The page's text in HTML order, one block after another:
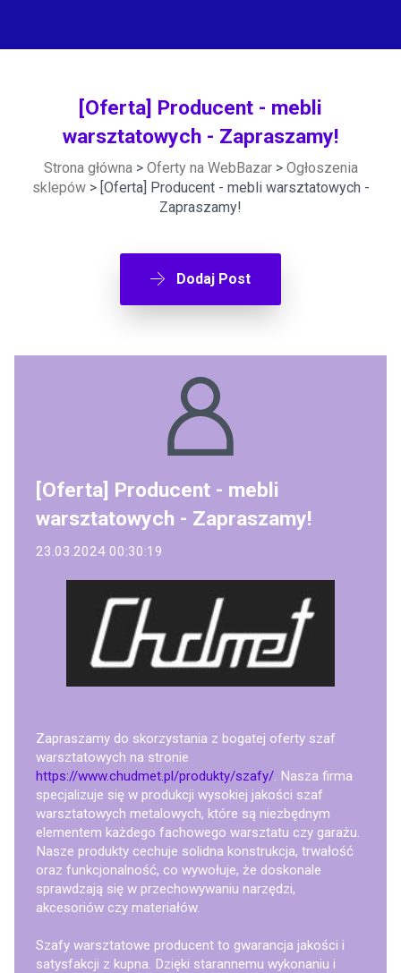
[Oferta] Producent - mebli
warsztatowych - Zapraszamy!
Strona główna> Oferty na WebBazar> Ogłoszenia
sklepów> [Oferta] Producent - mebli warsztatowych -
Zapraszamy!
Dodaj Post
[Oferta] Producent - mebli
warsztatowych - Zapraszamy!
23.03.2024 00:30:19
Zapraszamy do skorzystania z bogatej oferty szaf
warsztatowych na stronie
https://www.chudmet.pl/produkty/szafy/ . Nasza firma
specjalizuje się w produkcji wysokiej jakości szaf
warsztatowych metalowych, które są niezbędnym
elementem każdego fachowego warsztatu czy garażu.
Nasze produkty cechuje solidna konstrukcja, trwałość
oraz funkcjonalność, co wywołuje, że doskonale
sprawdzają się w przechowywaniu narzędzi,
akcesoriów czy materiałów.
Szafy warsztatowe producent to gwarancja jakości i
satysfakcji z kupna. Dzięki starannemu wykonaniu i